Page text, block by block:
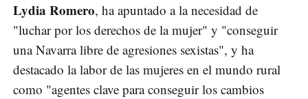
Lydia Romero, ha apuntado a la necesidad de
"luchar por los derechos de la mujer" y "conseguir
una Navarra libre de agresiones sexistas", y ha
destacado la labor de las mujeres en el mundo rural
como "agentes clave para conseguir los cambios